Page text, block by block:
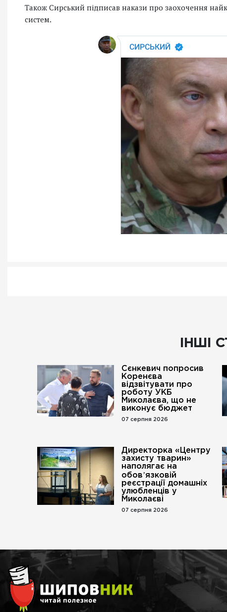
Також Сирський підписав накази про заохочення
систем.
ІНШІ
Сєнкевич попросив
Коренєва
відзвітувати про
роботу УКБ
Миколаєва, що не
виконує бюджет
07 серпня 2026
Директорка «Центру
захисту тварин»
наполягає на
обовʼязковій
реєстрації домашніх
улюбленців у
Миколаєві
07 серпня 2026